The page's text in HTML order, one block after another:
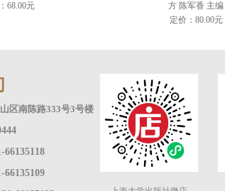
68.00元
方 陈军香 主编
定价：80.00元
区南陈路333号3号楼
66135118
66135109